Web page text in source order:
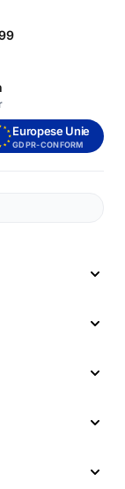
Europese Unie
GDPR-CONFORM